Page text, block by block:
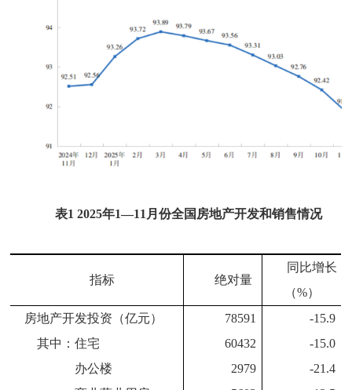
表1 2025年1—11 月份全国房地产开发和销售情况
指标 绝对量
同比增长
（%）
房地产开发投资（亿元）
78591
-15.9
其中：住宅
60432
-15.0
办公楼
2979
-21.4